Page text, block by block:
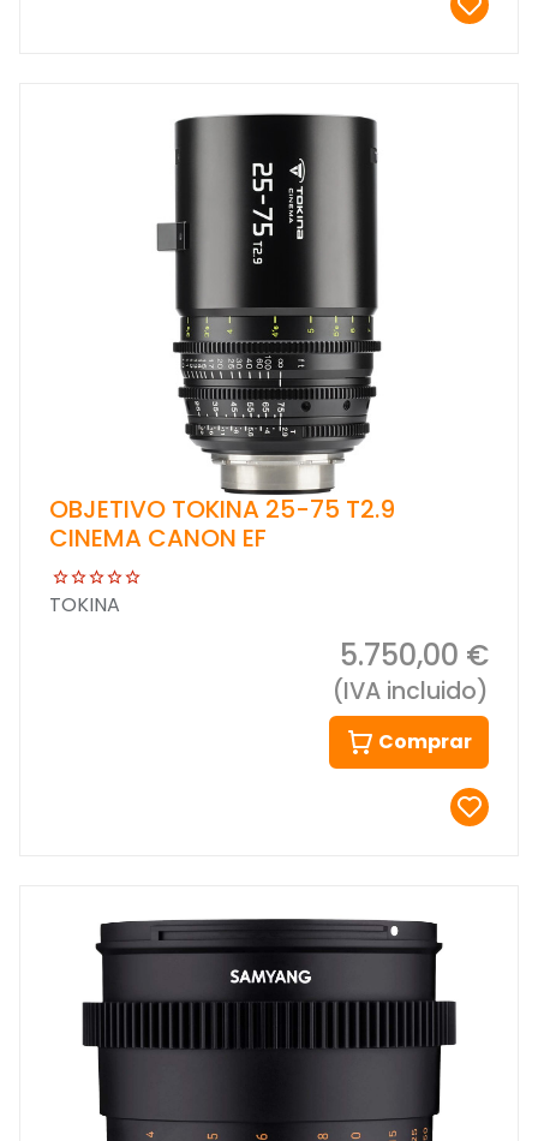
OBJETIVO TOKINA 25-75 T2.9
CINEMA CANON EF
TOKINA
5.750,00 €
(IVA incluido)
Comprar